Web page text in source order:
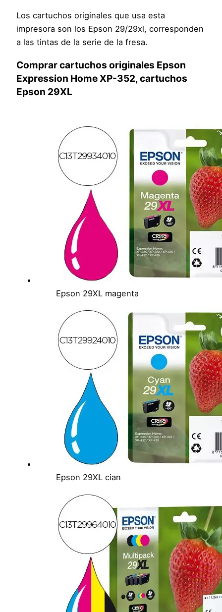
Los cartuchos originales que usa esta
impresora son los Epson 29/29xl, corresponden
a las tintas de la serie de la fresa.
Comprar cartuchos originales Epson
Expression Home XP-352, cartuchos
Epson 29XL
Epson 29XL magenta
Epson 29XL cian